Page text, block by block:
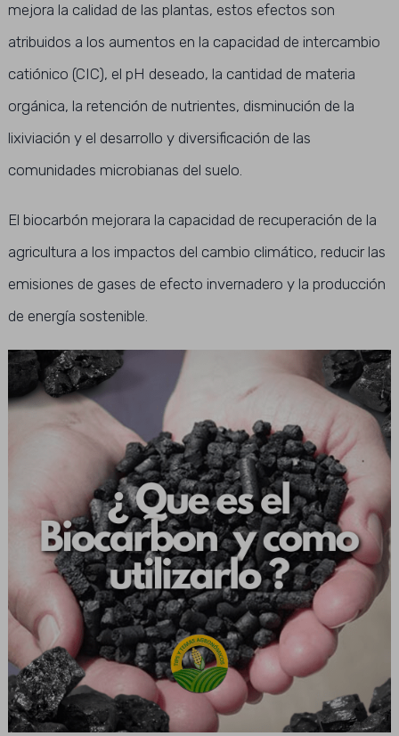
mejora la calidad de las plantas, estos efectos son
atribuidos a los aumentos en la capacidad de intercambio
catiónico (CIC), el pH deseado, la cantidad de materia
orgánica, la retención de nutrientes, disminución de la
lixiviación y el desarrollo y diversificación de las
comunidades microbianas del suelo.
El biocarbón mejorara la capacidad de recuperación de la
agricultura a los impactos del cambio climático, reducir las
emisiones de gases de efecto invernadero y la producción
de energía sostenible.